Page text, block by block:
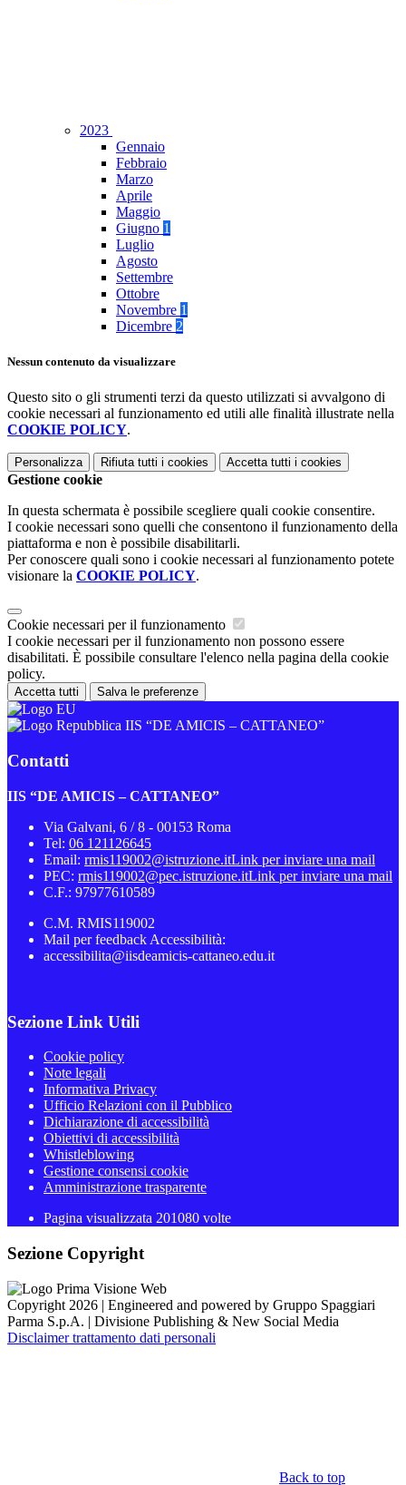
2023
Gennaio
Febbraio
Marzo
Aprile
Maggio
Giugno 1
Luglio
Agosto
Settembre
Ottobre
Novembre 1
Dicembre 2
Nessun contenuto da visualizzare
Questo sito o gli strumenti terzi da questo utilizzati si avvalgono di
cookie necessari al funzionamento ed utili alle finalità illustrate nella
COOKIE POLICY.
Personalizza Rifiuta tutti i cookies Accetta tutti i cookies
Gestione cookie
In questa schermata è possibile scegliere quali cookie consentire.
I cookie necessari sono quelli che consentono il funzionamento della
piattaforma e non è possibile disabilitarli.
Per conoscere quali sono i cookie necessari al funzionamento potete
visionare la COOKIE POLICY.
Cookie necessari per il funzionamento
I cookie necessari per il funzionamento non possono essere
disabilitati. È possibile consultare l'elenco nella pagina della cookie
policy.
Accetta tutti Salva le preferenze
IIS “DE AMICIS – CATTANEO”
Contatti
IIS “DE AMICIS – CATTANEO”
Via Galvani, 6 / 8 - 00153 Roma
Tel: 06 121126645
Email: rmis119002@istruzione.itLink per inviare una mail
PEC: rmis119002@pec.istruzione.itLink per inviare una mail
C.F.: 97977610589
C.M. RMIS119002
Mail per feedback Accessibilità:
accessibilita@iisdeamicis-cattaneo.edu.it
Sezione Link Utili
Cookie policy
Note legali
Informativa Privacy
Ufficio Relazioni con il Pubblico
Dichiarazione di accessibilità
Obiettivi di accessibilità
Whistleblowing
Gestione consensi cookie
Amministrazione trasparente
Pagina visualizzata 201080 volte
Sezione Copyright
Copyright 2026 | Engineered and powered by Gruppo Spaggiari
Parma S.p.A. | Divisione Publishing & New Social Media
Disclaimer trattamento dati personali
Back to top